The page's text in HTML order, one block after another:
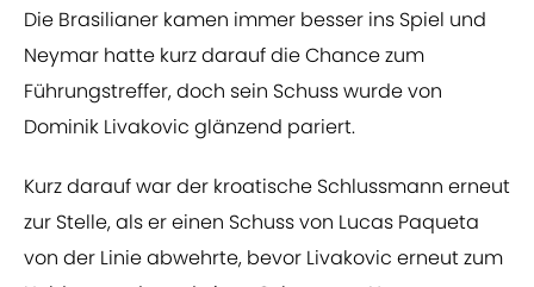
Die Brasilianer kamen immer besser ins Spiel und
Neymar hatte kurz darauf die Chance zum
Führungstreffer, doch sein Schuss wurde von
Dominik Livakovic glänzend pariert.
Kurz darauf war der kroatische Schlussmann erneut
zur Stelle, als er einen Schuss von Lucas Paqueta
von der Linie abwehrte, bevor Livakovic erneut zum